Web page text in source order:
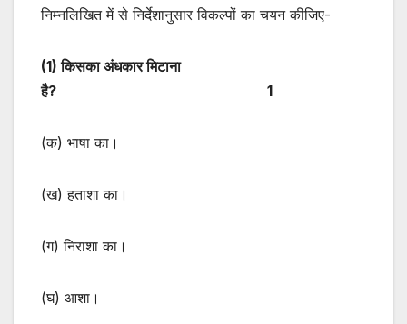
निम्नलिखित में से निर्देशानुसार विकल्पों का चयन कीजिए-
(1) किसका अंधकार मिटाना
है? 1
(क) भाषा का।
(ख) हताशा का।
(ग) निराशा का।
(घ) आशा।